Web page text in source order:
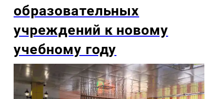
образовательных
учреждений к новому
учебному году